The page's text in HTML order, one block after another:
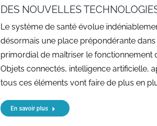
DES NOUVELLES
Le système de santé évolue
désormais une place prépondérante
primordial de maîtriser le fonctionnement
Objets connectés, intelligence artificielle,
tous ces éléments vont faire de plus en
En savoir plus